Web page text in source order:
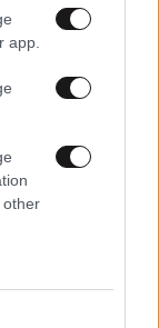
app.
other